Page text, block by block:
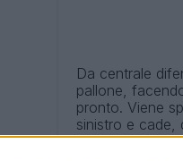
Da centrale
pallone,
pronto. Viene
sinistro e cade,
Belotti in